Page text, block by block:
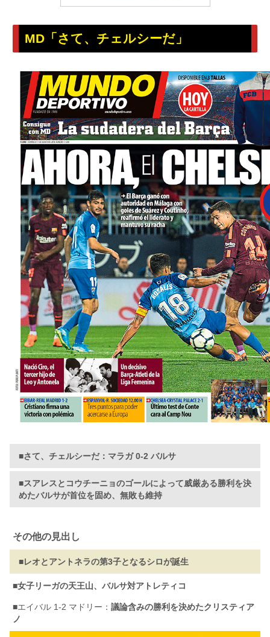
MD「さて、チェルシーだ」
■さて、チェルシーだ：マラガ 0-2 バルサ
■スアレスとコウチーニョのゴールによって威厳ある勝利を決
めたバルサが首位を固め、無敗も維持
その他の見出し
■レオとアントネラの第3子となるシロが誕生
■女子リーガの天王山、バルサ対アトレティコ
■エイバル 1-2 マドリー： 議論含みの勝利を決めたクリスティア
ノ